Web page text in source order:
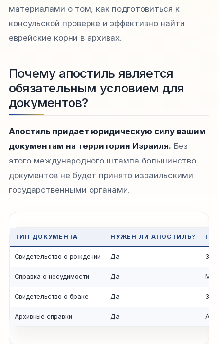
материалами о том, как подготовиться к
консульской проверке и эффективно найти
еврейские корни в архивах.
Почему апостиль является
обязательным условием для
документов?
Апостиль придает юридическую силу вашим
документам на территории Израиля. Без
этого международного штампа большинство
документов не будет принято израильскими
государственными органами.
ТИП ДОКУМЕНТА НУЖЕН ЛИ АПОСТИЛЬ?
Свидетельство о рождении Да
Справка о несудимости Да
Свидетельство о браке Да
Архивные справки Да